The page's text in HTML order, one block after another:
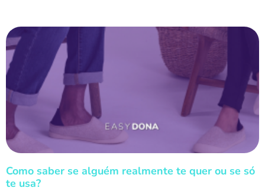
Como saber se alguém realmente te quer ou se só
te usa?